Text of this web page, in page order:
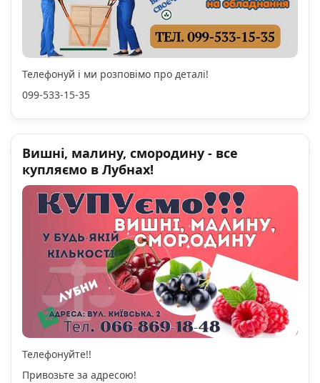
Телефонуй і ми розповімо про деталі!
099-533-15-35
Вишні, малину, смородину - все
купляємо в Лубнах!
Телефонуйте!!
Привозьте за адресою!